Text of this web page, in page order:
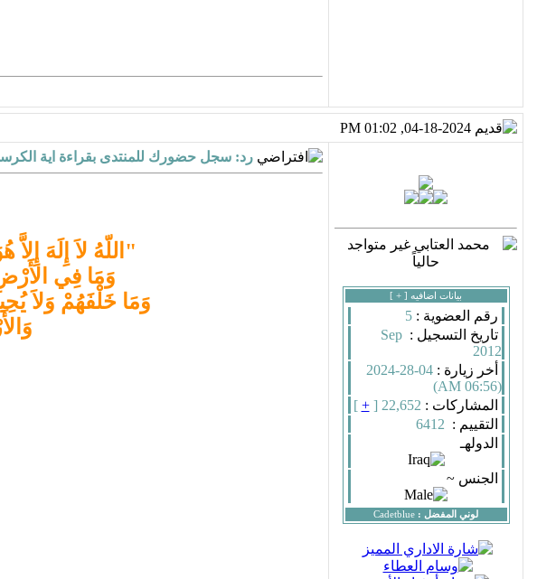
بيانات اضافيه [ +
]
رقم العضوية : 5
تاريخ التسجيل :Sep
2012
أخر زيارة :
04-28-2024
(06:56 AM)
المشاركات : 22,652 [
+
]
التقييم : 6412
الدولهـ
الجنس ~
لوني المفضل : Cadetblue
رد: سجل حضورك للمنتدى بقراءة اية
"اللّهُ لاَ إِلَهَ
وَمَا فِي
وَمَا خَلْفَهُمْ وَلاَ